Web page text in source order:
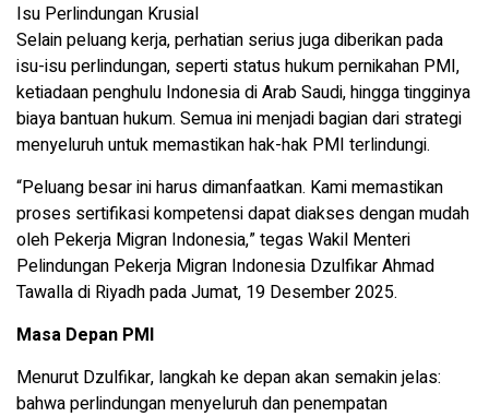
Isu Perlindungan Krusial
Selain peluang kerja, perhatian serius juga diberikan pada
isu-isu perlindungan, seperti status hukum pernikahan PMI,
ketiadaan penghulu Indonesia di Arab Saudi, hingga tingginya
biaya bantuan hukum. Semua ini menjadi bagian dari strategi
menyeluruh untuk memastikan hak-hak PMI terlindungi.
“Peluang besar ini harus dimanfaatkan. Kami memastikan
proses sertifikasi kompetensi dapat diakses dengan mudah
oleh Pekerja Migran Indonesia,” tegas Wakil Menteri
Pelindungan Pekerja Migran Indonesia Dzulfikar Ahmad
Tawalla di Riyadh pada Jumat, 19 Desember 2025.
Masa Depan PMI
Menurut Dzulfikar, langkah ke depan akan semakin jelas:
bahwa perlindungan menyeluruh dan penempatan